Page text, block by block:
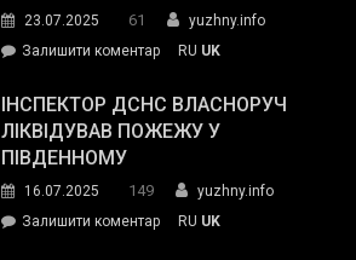
гуманітарну
допомогу
23.07.2025 61
yuzhny.info
Залишити коментарon
провів
нараду
силових
та
RU UK
ІНСПЕКТОР ДСНС ВЛАСНОРУЧ
ЛІКВІДУВАВ ПОЖЕЖУ У
ПІВДЕННОМУ
16.07.2025 149
yuzhny.info
Залишити коментарon
RU UK